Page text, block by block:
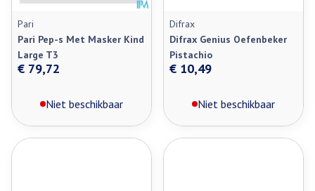
Pari
Pari Pep-s Met Masker Kind
Large T3
€ 79,72
Niet beschikbaar
Difrax
Difrax Genius Oefenbeker
Pistachio
€ 10,49
Niet beschikbaar